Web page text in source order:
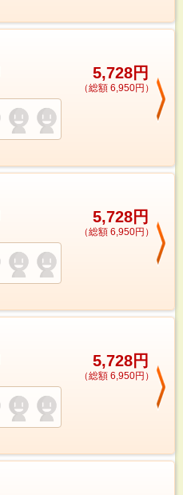
5,728円
（総額 6,950円）
5,728円
（総額 6,950円）
5,728円
（総額 6,950円）